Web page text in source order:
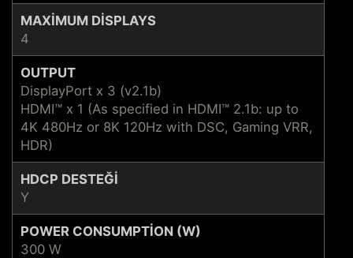
MAXIMUM DISPLAYS
4
OUTPUT
DisplayPort x 3 (v2.1b)
HDMI™ x 1 (As specified in HDMI™ 2.1b: up to
4K 480Hz or 8K 120Hz with DSC, Gaming VRR,
HDR)
HDCP DESTEĞI
Y
POWER CONSUMPTION (W)
300 W